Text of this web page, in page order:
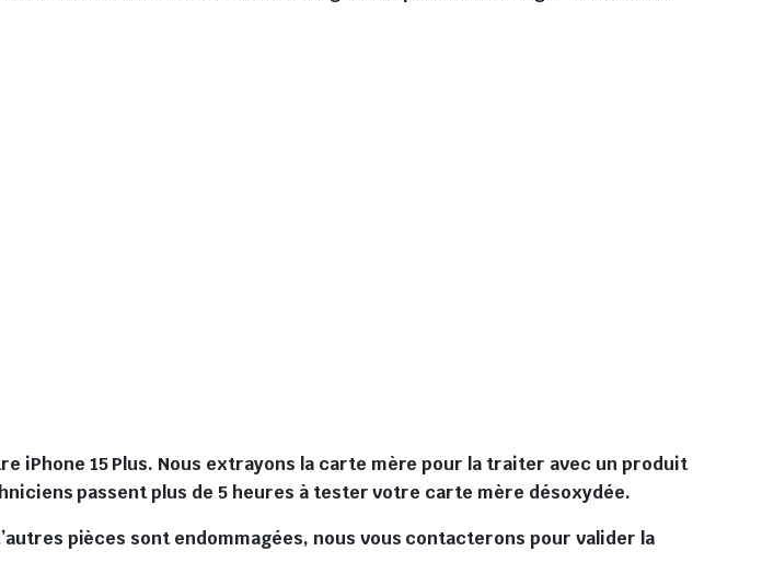
iPhone 15 Plus. Nous extrayons la carte mère pour la traiter avec un produit
passent plus de 5 heures à tester votre carte mère désoxydée.
pièces sont endommagées, nous vous contacterons pour valider la